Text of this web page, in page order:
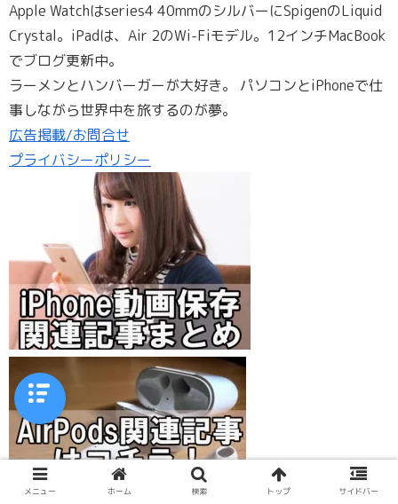
Apple Watchはseries4 40mmのシルバーにSpigenのLiquid
Crystal。iPadは、Air 2のWi-Fiモデル。12インチMacBook
でブログ更新中。
ラーメンとハンバーガーが大好き。 パソコンとiPhoneで仕
事しながら世界中を旅するのが夢。
広告掲載/お問合せ
プライバシーポリシー
メニュー ホーム 検索 トップ サイドバー